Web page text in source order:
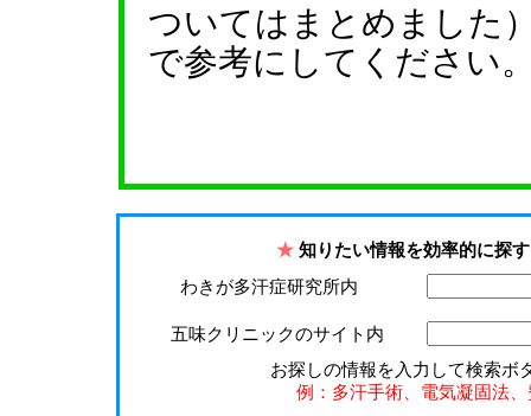
ついてはまとめました
で参考にしてください
★ 知りたい情報を効率的に探
わきが多汗症研究所内
五味クリニックのサイト内
お探しの情報を入力して検索ボ
例：多汗手術、電気凝固法